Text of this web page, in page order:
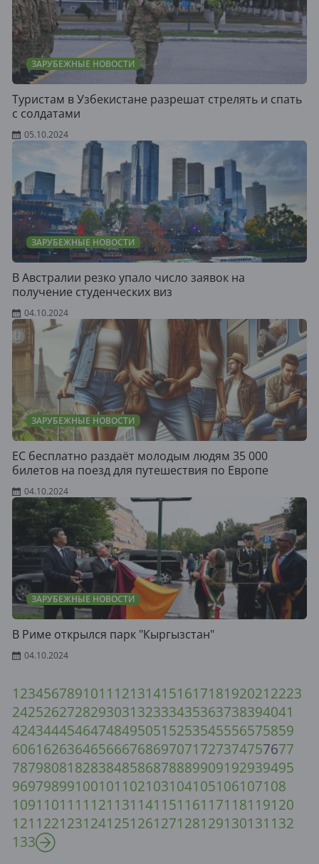
ЗАРУБЕЖНЫЕ НОВОСТИ
Туристам в Узбекистане разрешат стрелять и спать
с солдатами
05.10.2024
ЗАРУБЕЖНЫЕ НОВОСТИ
В Австралии резко упало число заявок на
получение студенческих виз
04.10.2024
ЗАРУБЕЖНЫЕ НОВОСТИ
ЕС бесплатно раздаёт молодым людям 35 000
билетов на поезд для путешествия по Европе
04.10.2024
ЗАРУБЕЖНЫЕ НОВОСТИ
В Риме открылся парк "Кыргызстан"
04.10.2024
1234567891011 121314151617181920212223
242526272829303132333435363738394041
424344454647484950515253545556575859
606162636465666768697071727374757677
787980818283848586878889909192939495
96979899100101 102103104105106107108
109110111 112113114115116117118119120
121 122123124125126127128129130131 132
133